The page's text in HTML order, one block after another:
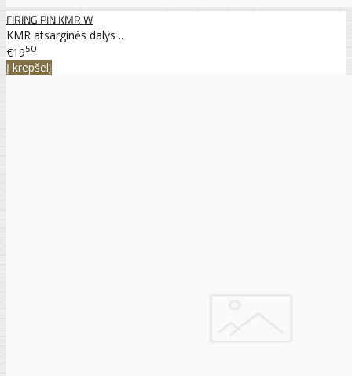
FIRING PIN KMR W
KMR atsarginės dalys ..
€1950
Į krepšelį